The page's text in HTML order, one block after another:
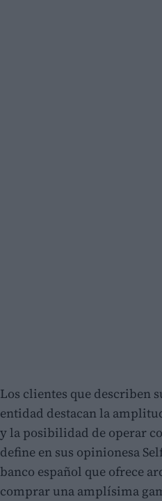
Los clientes que describen
entidad destacan la
y la posibilidad de operar
define en sus opinionesa
banco español que ofrece
comprar una amplísima